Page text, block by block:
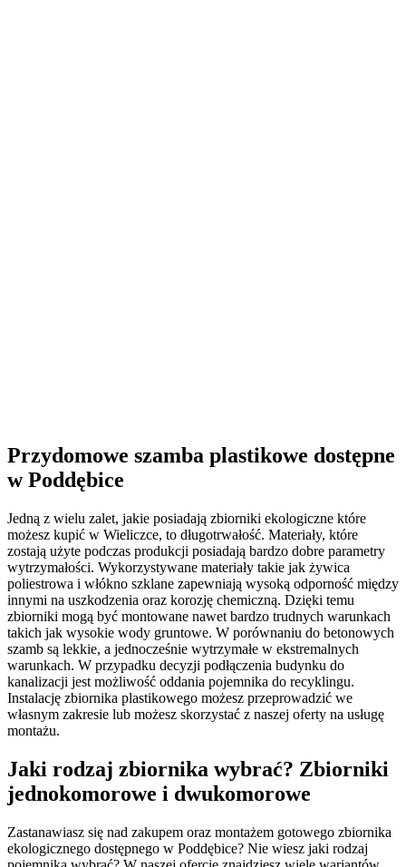
Przydomowe szamba plastikowe dostępne
w Poddębice
Jedną z wielu zalet, jakie posiadają zbiorniki ekologiczne które
możesz kupić w Wieliczce, to długotrwałość. Materiały, które
zostają użyte podczas produkcji posiadają bardzo dobre parametry
wytrzymałości. Wykorzystywane materiały takie jak żywica
poliestrowa i włókno szklane zapewniają wysoką odporność między
innymi na uszkodzenia oraz korozję chemiczną. Dzięki temu
zbiorniki mogą być montowane nawet bardzo trudnych warunkach
takich jak wysokie wody gruntowe. W porównaniu do betonowych
szamb są lekkie, a jednocześnie wytrzymałe w ekstremalnych
warunkach. W przypadku decyzji podłączenia budynku do
kanalizacji jest możliwość oddania pojemnika do recyklingu.
Instalację zbiornika plastikowego możesz przeprowadzić we
własnym zakresie lub możesz skorzystać z naszej oferty na usługę
montażu.
Jaki rodzaj zbiornika wybrać? Zbiorniki
jednokomorowe i dwukomorowe
Zastanawiasz się nad zakupem oraz montażem gotowego zbiornika
ekologicznego dostępnego w Poddębice? Nie wiesz jaki rodzaj